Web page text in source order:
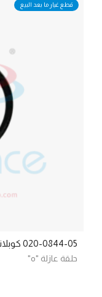
قطع غيار ما بعد البيع
020-0844-05 كوبلاند 4D 6R زجاج البصر يا الدائري
حلقة عازلة "o"